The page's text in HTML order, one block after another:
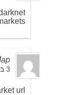
3 במרץ 2025 ב 15:39
url